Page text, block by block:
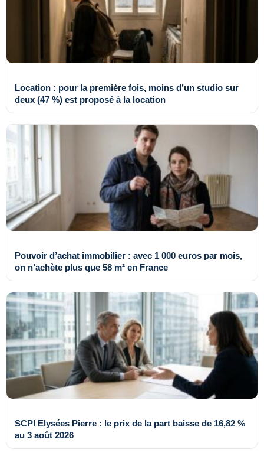
Location : pour la première fois, moins d’un studio sur
deux (47 %) est proposé à la location
Pouvoir d’achat immobilier : avec 1 000 euros par mois,
on n’achète plus que 58 m² en France
SCPI Elysées Pierre : le prix de la part baisse de 16,82 %
au 3 août 2026